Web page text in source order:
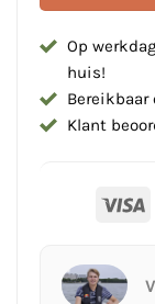
Op
huis!
Klant